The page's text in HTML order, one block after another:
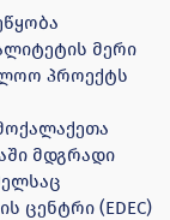
მერი
პროექტს
მდგრადი
ცენტრი (EDEC)